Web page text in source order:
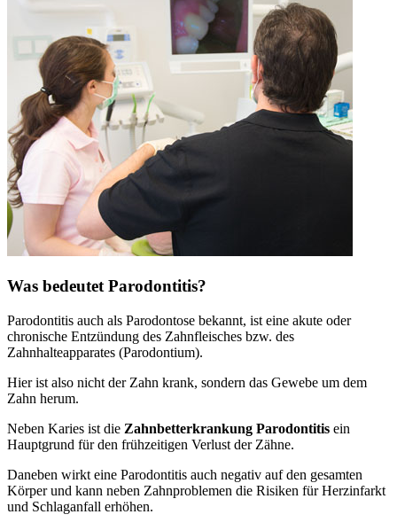
Was bedeutet Parodontitis?
Parodontitis auch als Parodontose bekannt, ist eine akute oder
chronische Entzündung des Zahnfleisches bzw. des
Zahnhalteapparates (Parodontium).
Hier ist also nicht der Zahn krank, sondern das Gewebe um dem
Zahn herum.
Neben Karies ist die Zahnbetterkrankung Parodontitis ein
Hauptgrund für den frühzeitigen Verlust der Zähne.
Daneben wirkt eine Parodontitis auch negativ auf den gesamten
Körper und kann neben Zahnproblemen die Risiken für Herzinfarkt
und Schlaganfall erhöhen.